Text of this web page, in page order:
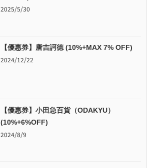
2025/5/30
【優惠券】唐吉訶德 (10%+MAX 7% OFF)
2024/12/22
【優惠券】小田急百貨（ODAKYU）
(10%+6%OFF)
2024/8/9